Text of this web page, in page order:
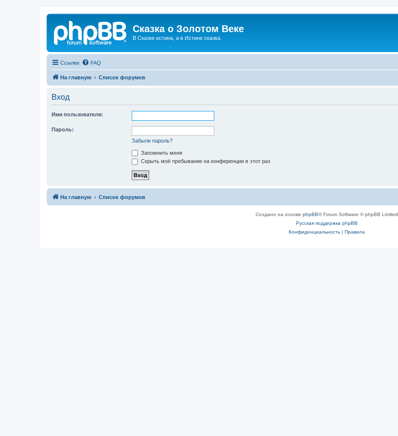
Сказка о Золотом Веке
В Сказке истина, а в Истине сказка.
Ссылки FAQ
На главную Список форумов
Вход
Имя пользователя:
Пароль:
Забыли пароль?
Запомнить меня
Скрыть моё пребывание на конференции в этот раз
На главную Список форумов
Создано на основе phpBB® Forum Software © phpBB Limited
Русская поддержка phpBB
Конфиденциальность| Правила